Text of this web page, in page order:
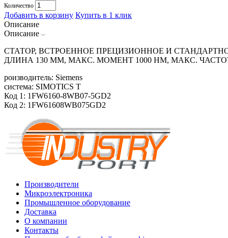
Количество
Добавить в корзину Купить в 1 клик
Описание
Описание
СТАТОР, ВСТРОЕННОЕ ПРЕЦИЗИОННОЕ И
ДЛИНА 130 ММ, МАКС. МОМЕНТ 1000 HM, МАКС.
роизводитель: Siemens
система: SIMOTICS T
Код 1: 1FW6160-8WB07-5GD2
Код 2: 1FW61608WB075GD2
Производители
Микроэлектроника
Промышленное оборудование
Доставка
О компании
Контакты